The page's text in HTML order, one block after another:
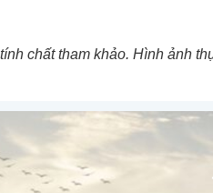
chất tham khảo. Hình ảnh